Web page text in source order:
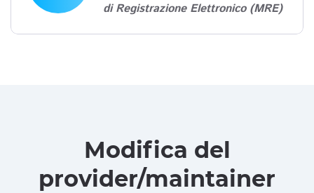
di Registrazione Elettronico (MRE)
Modifica del
provider/maintainer